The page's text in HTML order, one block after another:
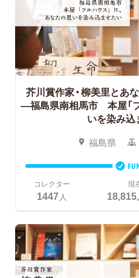
芥川賞作家・柳美里とあ
―福島県南相馬市 本屋「
いを染み
福島県
コレクター
1447人
現